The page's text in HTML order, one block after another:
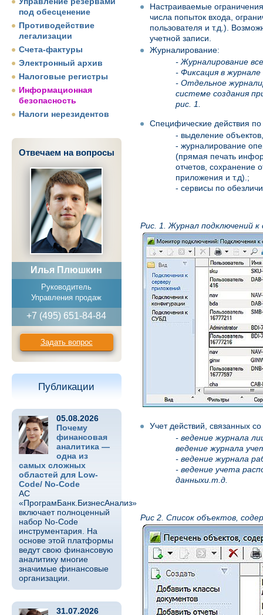
под обесценение
Противодействие
легализации
Счета-фактуры
Электронный архив
Налоговые регистры
Информационная
безопасность
Налоги нерезидентов
Отвечаем на вопросы
Илья Плюшкин
Руководитель
Управления продаж
+7 (495) 651-84-84
Задать вопрос
Публикации
05.08.2026
Почему
финансовая
аналитика —
одна из
самых сложных
областей для Low-
Code/ No-Code
АС
«ПрограмБанк.БизнесАнализ»
включает полноценный
набор No-Code
инструментария. На
основе этой платформы
ведут свою финансовую
аналитику многие
значимые финансовые
организации.
31.07.2026
Настраиваемые
числа попыток входа,
пользователя и т.д.).
учетной записи.
Журналирование:
- Журналирование
- Фиксация в
- Отдельное
системе создания
рис. 1.
Специфические действия
- выделение
- журналирование
(прямая печать
отчетов, сохранение
приложения и т.д).;
- сервисы по
Рис. 1. Журнал подключений к
Учет действий, связанных
- ведение журнала
ведение журнала
- ведение журнала
- ведение учета
данныхи.т.д.
Рис 2. Список объектов,